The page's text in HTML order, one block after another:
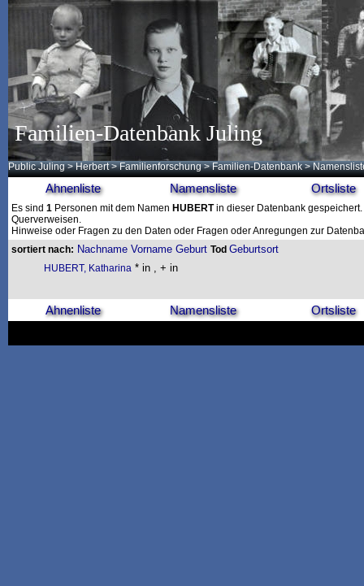
Familien-Datenbank Juling
Public Juling >Herbert >Familienforschung >Familien-Datenbank >
Ahnenliste Namensliste Ortsliste
Es sind 1 Personen mit dem Namen HUBERTin dieser Datenbank
Querverweisen.
Hinweise oder Fragen zu den Daten oder Fragen oder Anregungen zur
sortiert nach: Nachname Vorname Geburt Tod Geburtsort
HUBERT, Katharina * in , + in
Ahnenliste Namensliste Ortsliste